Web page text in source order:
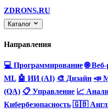
ZDRONS.RU
Каталог
Направления
💻 Программирование 🌐
ML 🤖 ИИ (AI) 🎨 Дизайн 📣
(QA) 📋 Управление 📈
Кибербезопасность 🇬🇧